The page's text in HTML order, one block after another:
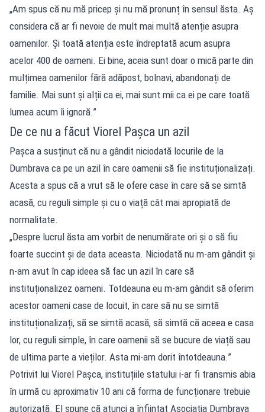
„Am spus că nu mă pricep și nu mă pronunț în sensul ăsta. Aș
considera că ar fi nevoie de mult mai multă atenție asupra
oamenilor. Și toată atenția este îndreptată acum asupra
acelor 400 de oameni. Ei bine, aceia sunt doar o mică parte din
mulțimea oamenilor fără adăpost, bolnavi, abandonați de
familie. Mai sunt și alții ca ei, mai sunt mii ca ei pe care toată
lumea acum îi ignoră.”
De ce nu a făcut Viorel Pașca un azil
Pașca a susținut că nu a gândit niciodată locurile de la
Dumbrava ca pe un azil în care oamenii să fie instituționalizați.
Acesta a spus că a vrut să le ofere case în care să se simtă
acasă, cu reguli simple și cu o viață cât mai apropiată de
normalitate.
„Despre lucrul ăsta am vorbit de nenumărate ori și o să fiu
foarte succint și de data aceasta. Niciodată nu m-am gândit și
n-am avut în cap ideea să fac un azil în care să
instituționalizez oameni. Totdeauna eu m-am gândit să oferim
acestor oameni case de locuit, în care să nu se simtă
instituționalizați, să se simtă acasă, să simtă că aceea e casa
lor, cu reguli simple, în care oamenii să se bucure de viață sau
de ultima parte a vieților. Asta mi-am dorit întotdeauna.”
Potrivit lui Viorel Pașca, instituțiile statului i-ar fi transmis abia
în urmă cu aproximativ 10 ani că forma de funcționare trebuie
autorizată. El spune că atunci a înființat Asociația Dumbrava